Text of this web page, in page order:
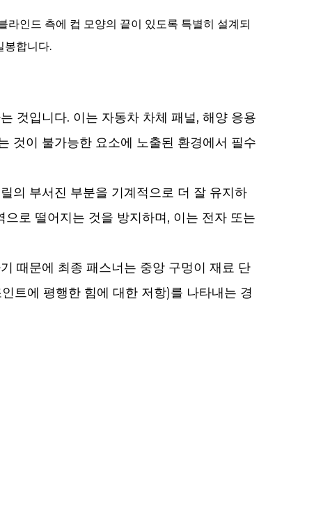
라인드 측에 컵 모양의 끝이 있도록 특별히 설계되
봉합니다.
것입니다. 이는 자동차 차체 패널, 해양 응용
것이 불가능한 요소에 노출된 환경에서 필수
의 부서진 부분을 기계적으로 더 잘 유지하
로 떨어지는 것을 방지하며, 이는 전자 또는
때문에 최종 패스너는 중앙 구멍이 재료 단
트에 평행한 힘에 대한 저항)를 나타내는 경